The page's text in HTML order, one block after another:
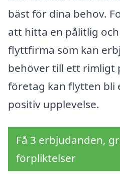
bäst för dina behov.
att hitta en pålitlig
flyttfirma som kan
behöver till ett rimligt
företag kan flytten bli
positiv upplevelse.
Få 3 erbjudanden,
förpliktelser